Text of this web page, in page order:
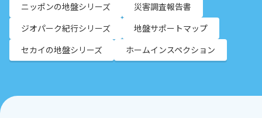
ニッポンの地盤シリーズ
災害調査報告書
ジオパーク紀行シリーズ
地盤サポートマップ
セカイの地盤シリーズ
ホームインスペクション